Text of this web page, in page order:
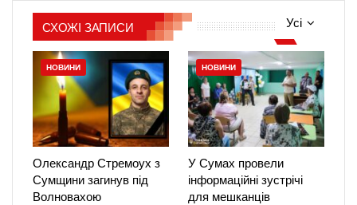
Усі
СХОЖІ ЗАПИСИ
НОВИНИ
Олександр Стремоух з
Сумщини загинув під
Волновахою
НОВИНИ
У Сумах провели
інформаційні зустрічі
для мешканців